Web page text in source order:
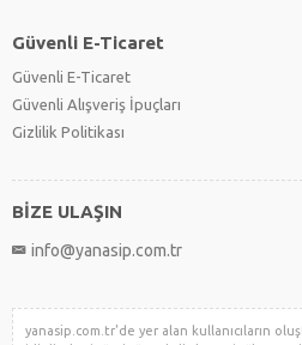
Güvenli E-Ticaret
Güvenli E-Ticaret
Güvenli Alışveriş İpuçları
Gizlilik Politikası
BİZE ULAŞIN
info@yanasip.com.tr
yanasip.com.tr'de yer alan kullanıcıların